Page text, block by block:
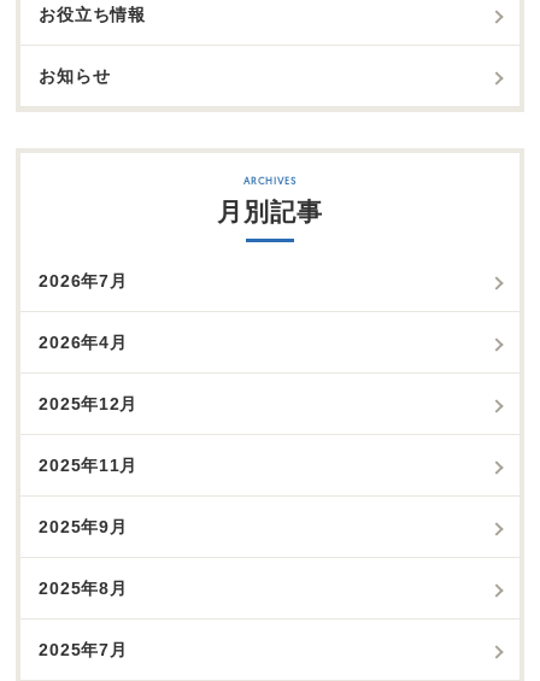
お役立ち情報
お知らせ
月別記事
2026年7月
2026年4月
2025年12月
2025年11月
2025年9月
2025年8月
2025年7月